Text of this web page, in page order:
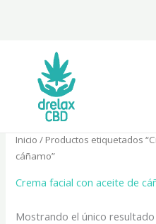
Inicio / Productos etiquetados
cáñamo”
Crema facial con aceite de
Mostrando el único resultado